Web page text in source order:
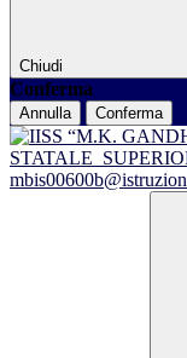
Chiudi
Conferma
Annulla Conferma
STATALE